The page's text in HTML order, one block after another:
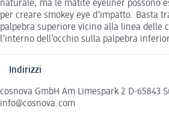
naturale, ma le matite eyeliner possono
per creare smokey eye d’impatto. Basta
palpebra superiore vicino alla linea delle
l’interno dell’occhio sulla palpebra
Indirizzi
cosnova GmbH Am Limespark 2 D-65843
info@cosnova.com